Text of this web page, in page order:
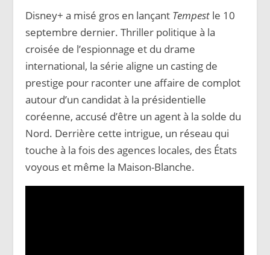
Disney+ a misé gros en lançant Tempest le 10
septembre dernier. Thriller politique à la
croisée de l’espionnage et du drame
international, la série aligne un casting de
prestige pour raconter une affaire de complot
autour d’un candidat à la présidentielle
coréenne, accusé d’être un agent à la solde du
Nord. Derrière cette intrigue, un réseau qui
touche à la fois des agences locales, des États
voyous et même la Maison-Blanche.